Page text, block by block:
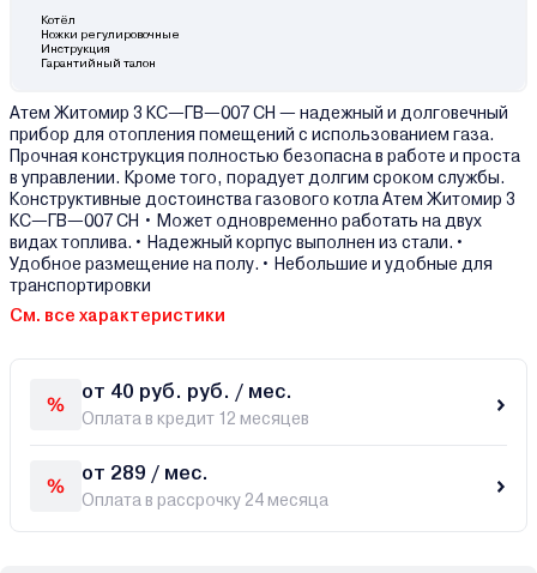
Котёл
Ножки регулировочные
Инструкция
Гарантийный талон
Атем Житомир 3 КС—ГВ—007 СН — надежный и долговечный
прибор для отопления помещений с использованием газа.
Прочная конструкция полностью безопасна в работе и проста
в управлении. Кроме того, порадует долгим сроком службы.
Конструктивные достоинства газового котла Атем Житомир 3
КС—ГВ—007 СН • Может одновременно работать на двух
видах топлива.• Надежный корпус выполнен из стали.•
Удобное размещение на полу.• Небольшие и удобные для
транспортировки
См. все характеристики
от 40 руб. руб. / мес.
Оплата в кредит 12 месяцев
от 289 / мес.
Оплата в рассрочку 24 месяца